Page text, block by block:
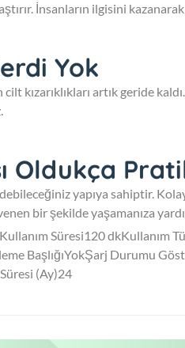
İnsanların ilgisini
Yok
kızarıklıkları artık geride
Oldukça
yapıya sahiptir.
bir şekilde yaşamanıza
Süresi120 dkKullanım
BaşlığıYokŞarj Durumu
(Ay)24